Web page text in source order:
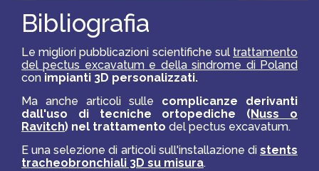
S
O
L
Z
I
O
N
I
P
O
F
Bibliografia
Le migliori pubblicazioni scientifiche sul trattamento
del pectus excavatum e della sindrome di Poland
con impianti 3D personalizzati.
Ma anche articoli sulle complicanze derivanti
dall'uso di tecniche ortopediche ( Nuss o
Ravitch) nel trattamento del pectus excavatum.
E una selezione di articoli sull'installazione di stents
tracheobronchiali 3D su misura.